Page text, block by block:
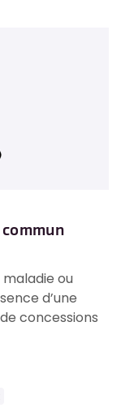
ou
d’une
concessions